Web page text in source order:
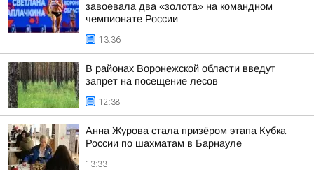
завоевала два «золота» на командном
чемпионате России
13:36
В районах Воронежской области введут
запрет на посещение лесов
12:38
Анна Журова стала призёром этапа Кубка
России по шахматам в Барнауле
13:33